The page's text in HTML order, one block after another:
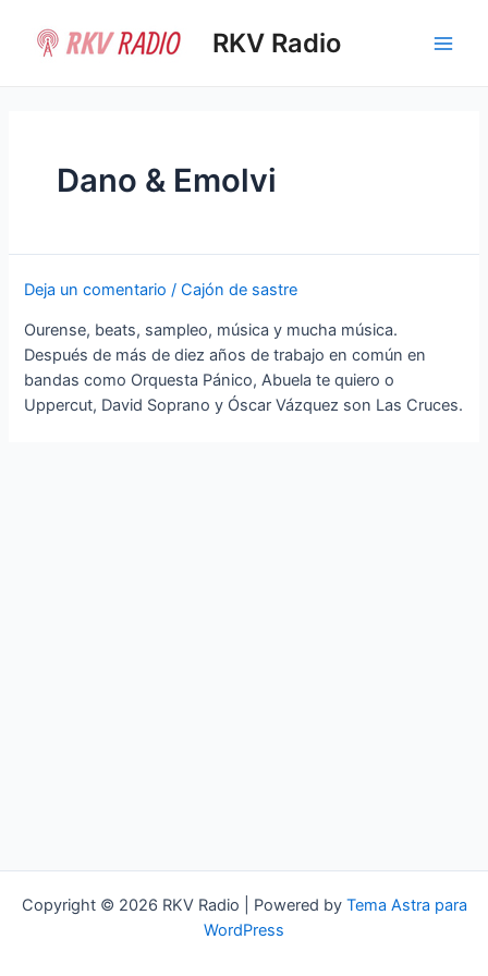
contenido
RKV Radio
Dano & Emolvi
Deja un comentario /Cajón de sastre
Ourense, beats, sampleo, música y mucha música.
Después de más de diez años de trabajo en común en
bandas como Orquesta Pánico, Abuela te quiero o
Uppercut, David Soprano y Óscar Vázquez son Las Cruces.
Copyright © 2026 RKV Radio | Powered by Tema Astra para
WordPress